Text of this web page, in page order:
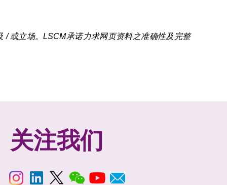
或立场。LSCM承诺力求网页资料之准确性及完整
关注我们